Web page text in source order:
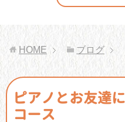
HOME ブログ
ピアノとお友達
コース